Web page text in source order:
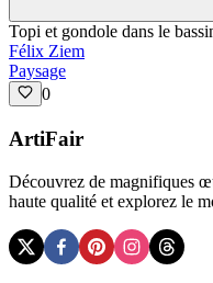
Topi et gondole dans le
Félix Ziem
Paysage
0
ArtiFair
Découvrez de magnifiques
haute qualité et explorez le